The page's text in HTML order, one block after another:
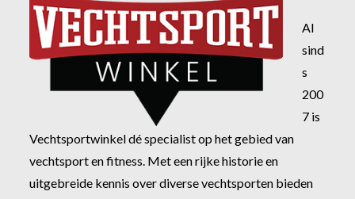
Al
sind
s
200
7 is
Vechtsportwinkel dé specialist op het gebied van
vechtsport en fitness. Met een rijke historie en
uitgebreide kennis over diverse vechtsporten bieden